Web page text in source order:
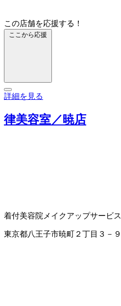
この店舗を応援する！
ここから応援
詳細を見る
律美容室／暁店
着付美容院 メイクアップサービス
東京都八王子市暁町２丁目３－９